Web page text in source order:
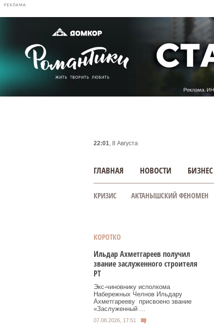
РЕКЛАМА
22:01, 8 Августа
ГЛАВНАЯ НОВОСТИ БИЗНЕС
КРИЗИС АКТАНЫШСКИЙ ФЕНОМЕН
КОРОТКО
Ильдар Ахметгареев получил
звание заслуженного строителя
РТ
Экс‑чиновнику исполкома
Набережных Челнов Ильдару
Ахметгарееву присвоено звание
«Заслуженный ...
07.08.2026, 17:51